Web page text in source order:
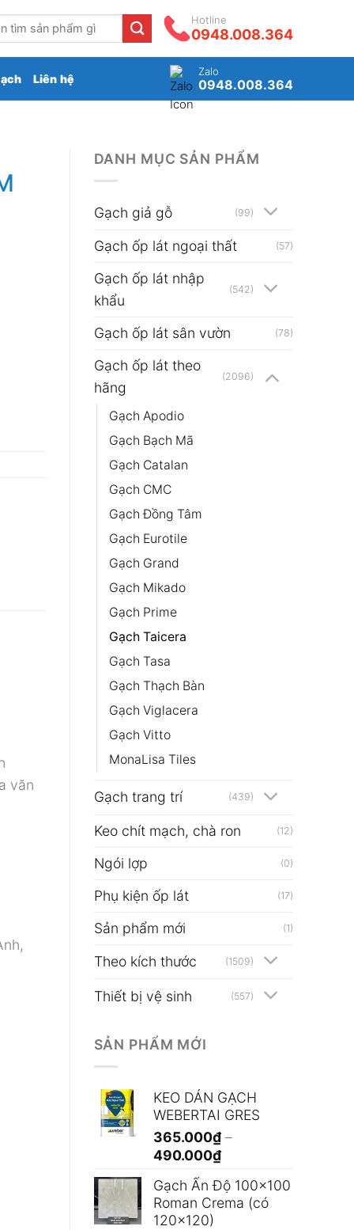
Hotline
0948.008.364
Liên hệ
Zalo
0948.008.364
DANH MỤC SẢN PHẨM
Gạch giả gỗ (99)
Gạch ốp lát ngoại thất (57)
Gạch ốp lát nhập
khẩu
(542)
Gạch ốp lát sân vườn (78)
Gạch ốp lát theo
hãng
(2096)
Gạch Apodio
Gạch Bạch Mã
Gạch Catalan
Gạch CMC
Gạch Đồng Tâm
Gạch Eurotile
Gạch Grand
Gạch Mikado
Gạch Prime
Gạch Taicera
Gạch Tasa
Gạch Thạch Bàn
Gạch Viglacera
Gạch Vitto
MonaLisa Tiles
Gạch trang trí (439)
Keo chít mạch, chà ron (12)
Ngói lợp (0)
Phụ kiện ốp lát (17)
Sản phẩm mới (1)
Theo kích thước (1509)
Thiết bị vệ sinh (557)
SẢN PHẨM MỚI
KEO DÁN GẠCH
WEBERTAI GRES
365.000₫ –
490.000₫Khoảng
từ
365.000₫
Gạch Ấn Độ 100x100
Roman Crema (có
120x120)
văn